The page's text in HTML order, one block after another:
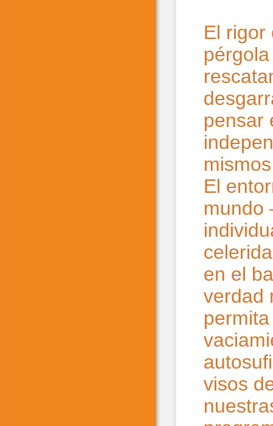
El rigor
pensar
El
mundo
en el
verdad
visos